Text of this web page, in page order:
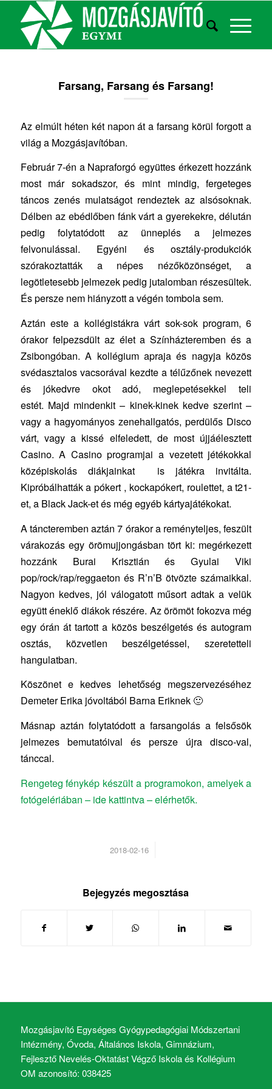
Farsang, Farsang és Farsang!
Az elmúlt héten két napon át a farsang körül forgott a
világ a Mozgásjavítóban.
Február 7-én a Napraforgó együttes érkezett hozzánk
most már sokadszor, és mint mindig, fergeteges
táncos zenés mulatságot rendeztek az alsósoknak.
Délben az ebédlőben fánk várt a gyerekekre, délután
pedig folytatódott az ünneplés a jelmezes
felvonulással. Egyéni és osztály-produkciók
szórakoztatták a népes nézőközönséget, a
legötletesebb jelmezek pedig jutalomban részesültek.
És persze nem hiányzott a végén tombola sem.
Aztán este a kollégistákra várt sok-sok program, 6
órakor felpezsdült az élet a Színházteremben és a
Zsibongóban. A kollégium apraja és nagyja közös
svédasztalos vacsorával kezdte a télűzőnek nevezett
és jókedvre okot adó, meglepetésekkel teli
estét. Majd mindenkit – kinek-kinek kedve szerint –
vagy a hagyományos zenehallgatós, perdülős Disco
várt, vagy a kissé elfeledett, de most újjáélesztett
Casino. A Casino programjai a vezetett jétékokkal
középiskolás diákjainkat is játékra invitálta.
Kipróbálhatták a pókert , kockapókert, roulettet, a t21-
et, a Black Jack-et és még egyéb kártyajátékokat.
A táncteremben aztán 7 órakor a reményteljes, feszült
várakozás egy örömujjongásban tört ki: megérkezett
hozzánk Burai Krisztián és Gyulai Viki
pop/rock/rap/reggaeton és R’n’B ötvözte számaikkal.
Nagyon kedves, jól válogatott műsort adtak a velük
együtt éneklő diákok részére. Az örömöt fokozva még
egy órán át tartott a közös beszélgetés és autogram
osztás, közvetlen beszélgetéssel, szeretetteli
hangulatban.
Köszönet e kedves lehetőség megszervezéséhez
Demeter Erika jóvoltából Barna Eriknek 🙂
Másnap aztán folytatódott a farsangolás a felsősök
jelmezes bemutatóival és persze újra disco-val,
tánccal.
Rengeteg fénykép készült a programokon, amelyek a
fotógelériában – ide kattintva – elérhetők.
2018-02-16
/
Bejegyzés megosztása
Mozgásjavító Egységes Gyógypedagógiai Módszertani
Intézmény, Óvoda, Általános Iskola, Gimnázium,
Fejlesztő Nevelés-Oktatást Végző Iskola és Kollégium
OM azonosító: 038425